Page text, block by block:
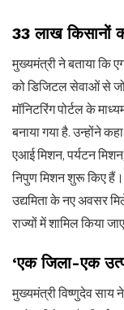
33 लाख किसानों
मुख्यमंत्री ने बताया कि
को डिजिटल सेवाओं से
मॉनिटरिंग पोर्टल के
बनाया गया है. उन्होंने
एआई मिशन, पर्यटन
निपुण मिशन शुरू किए
उद्यमिता के नए अवसर
राज्यों में शामिल किया
‘एक जिला-एक
मुख्यमंत्री विष्णुदेव साय